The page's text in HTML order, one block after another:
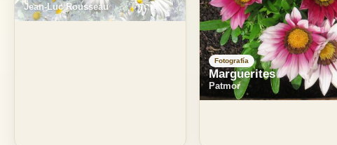
Jean-Luc Rousseau
Fotografía
Marguerites
Patmor